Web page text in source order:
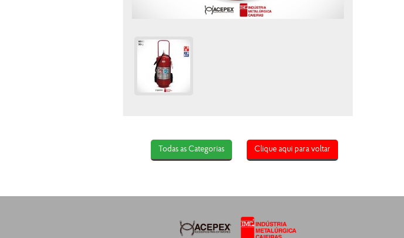
Todas as Categorias Clique aqui para voltar